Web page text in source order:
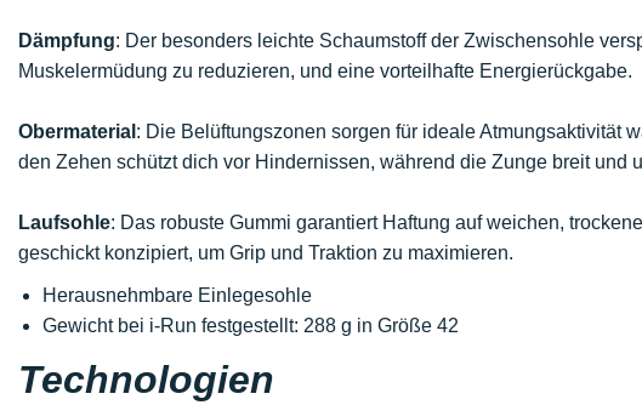
Dämpfung: Der besonders leichte Schaumstoff der Zwischensohle
Muskelermüdung zu reduzieren, und eine vorteilhafte Energierückgabe.
Obermaterial : Die Belüftungszonen sorgen für ideale Atmungsaktivität
den Zehen schützt dich vor Hindernissen, während die Zunge breit und
Laufsohle: Das robuste Gummi garantiert Haftung auf weichen,
geschickt konzipiert, um Grip und Traktion zu maximieren.
Herausnehmbare Einlegesohle
Gewicht bei i-Run festgestellt: 288 g in Größe 42
Technologien